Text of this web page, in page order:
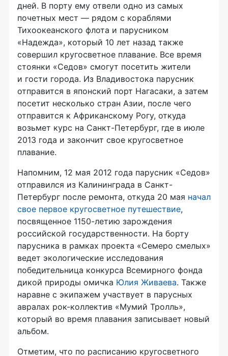
дней. В порту ему отвели одно из самых
почетных мест — рядом с кораблями
Тихоокеанского флота и парусником
«Надежда», который 10 лет назад также
совершил кругосветное плавание. Все время
стоянки «Седов» смогут посетить жители
и гости города. Из Владивостока парусник
отправится в японский порт Нагасаки, а затем
посетит несколько стран Азии, после чего
отправится к Африканскому Рогу, откуда
возьмет курс на Санкт-Петербург, где в июле
2013 года и закончит свое кругосветное
плавание.
Напомним, 12 мая 2012 года парусник «Седов»
отправился из Калининграда в Санкт-
Петербург после ремонта, откуда 20 мая начал
свое первое кругосветное путешествие,
посвященное 1150-летию зарождения
российской государственности. На борту
парусника в рамках проекта «Семеро смелых»
ведет экологические исследования
победительница конкурса Всемирного фонда
дикой природы омичка Юлия Живаева. Также
наравне с экипажем участвует в парусных
авралах рок-коллектив «Мумий Тролль»,
который во время плавания записывает новый
альбом.
Отметим, что по расписанию кругосветного